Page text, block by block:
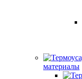
материалы